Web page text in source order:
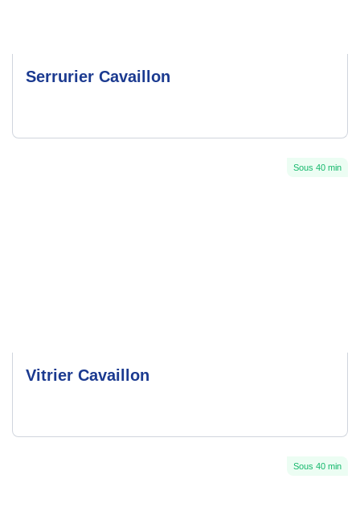
Serrurier Cavaillon
Sous 40 min
Vitrier Cavaillon
Sous 40 min